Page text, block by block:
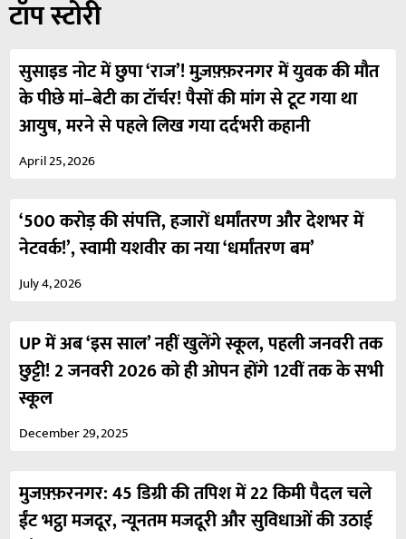
टॉप स्टोरी
सुसाइड नोट में छुपा ‘राज’! मुज़फ़्फ़रनगर में युवक की मौत
के पीछे मां–बेटी का टॉर्चर! पैसों की मांग से टूट गया था
आयुष, मरने से पहले लिख गया दर्दभरी कहानी
April 25, 2026
‘500 करोड़ की संपत्ति, हजारों धर्मांतरण और देशभर में
नेटवर्क!’, स्वामी यशवीर का नया ‘धर्मांतरण बम’
July 4, 2026
UP में अब ‘इस साल’ नहीं खुलेंगे स्कूल, पहली जनवरी तक
छुट्टी! 2 जनवरी 2026 को ही ओपन होंगे 12वीं तक के सभी
स्कूल
December 29, 2025
मुजफ़्फ़रनगर: 45 डिग्री की तपिश में 22 किमी पैदल चले
ईंट भट्ठा मजदूर, न्यूनतम मजदूरी और सुविधाओं की उठाई